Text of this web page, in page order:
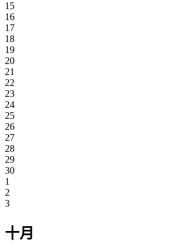
15
16
17
18
19
20
21
22
23
24
25
26
27
28
29
30
1
2
3
十月